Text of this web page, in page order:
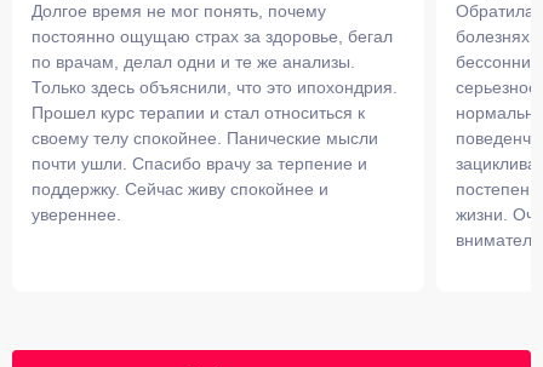
Долгое время не мог понять, почему
постоянно ощущаю страх за здоровье, бегал
по врачам, делал одни и те же анализы.
Только здесь объяснили, что это ипохондрия.
Прошел курс терапии и стал относиться к
своему телу спокойнее. Панические мысли
почти ушли. Спасибо врачу за терпение и
поддержку. Сейчас живу спокойнее и
увереннее.
болезнях,
жизни.